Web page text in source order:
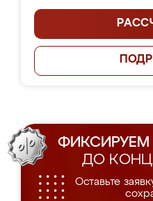
ФИКСИРУЕМ
ДО
Оставьте